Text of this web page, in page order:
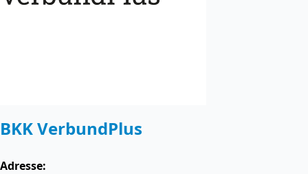
BKK VerbundPlus
Adresse: